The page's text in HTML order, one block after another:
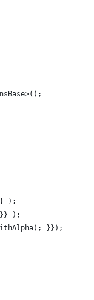
>();
);
);
); }});